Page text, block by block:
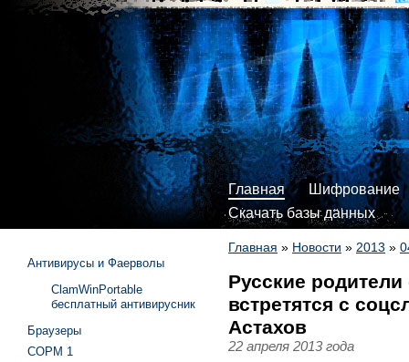
Главная
Шифрование
Скачать базы данных
Главная » Новости » 2013 »
Русские
встретятся с
Астахов
22 апреля 2013 года
Антивирусы и Фаерволы
ClamWinPortable
бесплатный антивирусник
Браузеры
СОРМ 1